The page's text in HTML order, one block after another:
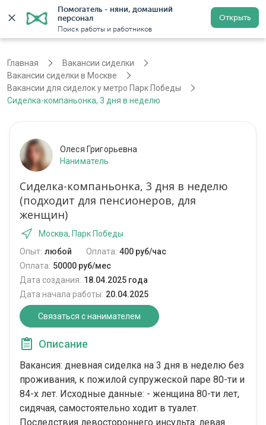
Помогатель - няни, домашний
персонал
Поиск работы и работников
Открыть
Регистрация
Главная
Вакансии сиделки
Вакансии сиделки в Москве
Вакансии для сиделок у метро Парк Победы
Сиделка-компаньонка, 3 дня в неделю
Олеся Григорьевна
Наниматель
Сиделка-компаньонка, 3 дня в неделю
(подходит для пенсионеров, для
женщин)
Москва, Парк Победы
Опыт: любой Оплата: 400 руб/час
Оплата: 50000 руб/мес
Дата создания: 18.04.2025 года
Дата начала работы: 20.04.2025
Связаться с нанимателем
Описание
Вакансия: дневная сиделка на 3 дня в неделю без
проживания, к пожилой супружеской паре 80-ти и
84-х лет. Исходные данные: - женщина 80-ти лет,
сидячая, самостоятельно ходит в туалет.
Последствия левостороннего инсульта: левая